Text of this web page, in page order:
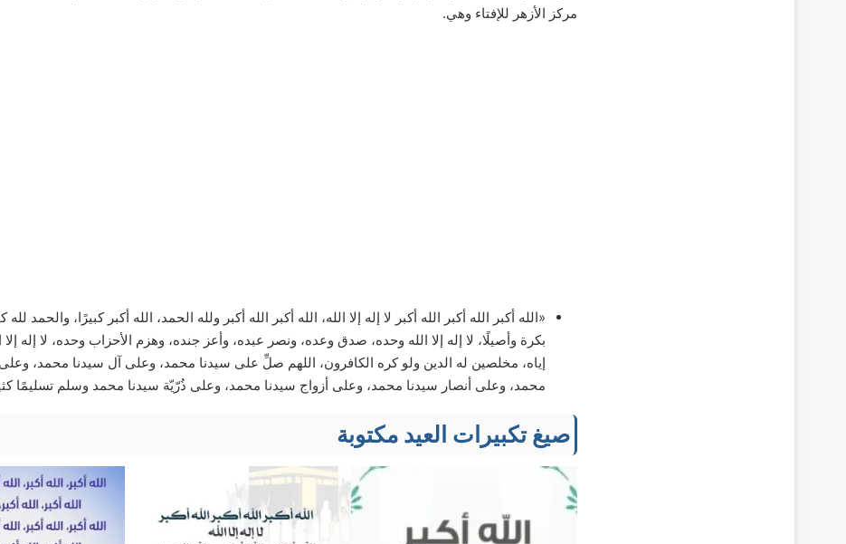
مركز الأزهر للإفتاء وهي.
«الله أكبر الله أكبر الله أكبر لا إله إلا الله، الله أكبر الله أكبر ولله الحمد، الله أكبر كبيرًا، والحمد
بكرة وأصيلًا، لا إله إلا الله وحده، صدق وعده، ونصر عبده، وأعز جنده، وهزم الأحزاب وحده، لا إله إلا
إياه، مخلصين له الدين ولو كره الكافرون، اللهم صلِّ على سيدنا محمد، وعلى آل سيدنا محمد،
محمد، وعلى أنصار سيدنا محمد، وعلى أزواج سيدنا محمد، وعلى ذُرّيّة سيدنا محمد وسلم تسليمًا
صيغ تكبيرات العيد مكتوبة